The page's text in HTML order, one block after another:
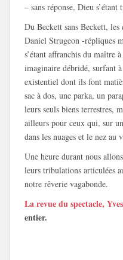
– sans réponse, Dieu
Du Beckett sans Beckett,
Daniel Strugeon -répliques
s’étant affranchis du maître
imaginaire débridé, surfant
existentiel dont ils font
sac à dos, une parka, un
leurs seuls biens terrestres,
ailleurs pour ceux qui, sur
dans les nuages et le nez au
Une heure durant nous
leurs tribulations articulées
notre rêverie vagabonde.
La revue du spectacle,
entier.